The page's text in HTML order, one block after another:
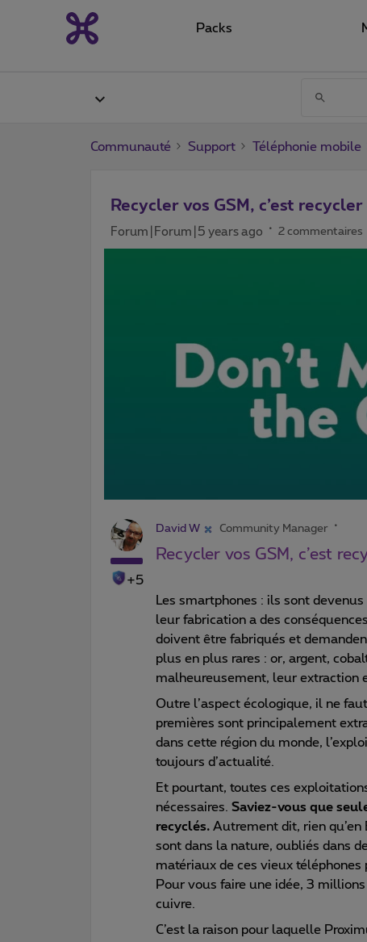
Packs
Communauté Support Téléphonie mobile
Recycler vos GSM, c’est
Forum|Forum|5 years ago 2 commentaires
+5
David W Community Manager
Recycler vos GSM, c’est
Les smartphones : ils sont
leur fabrication a des
doivent être fabriqués et
plus en plus rares : or, argent,
malheureusement, leur extraction
Outre l’aspect écologique, il ne
premières sont principalement
dans cette région du monde,
toujours d’actualité.
Et pourtant, toutes ces
nécessaires. Saviez-vous que
recyclés. Autrement dit, rien
sont dans la nature, oubliés dans
matériaux de ces vieux
Pour vous faire une idée, 3
cuivre.
C’est la raison pour laquelle